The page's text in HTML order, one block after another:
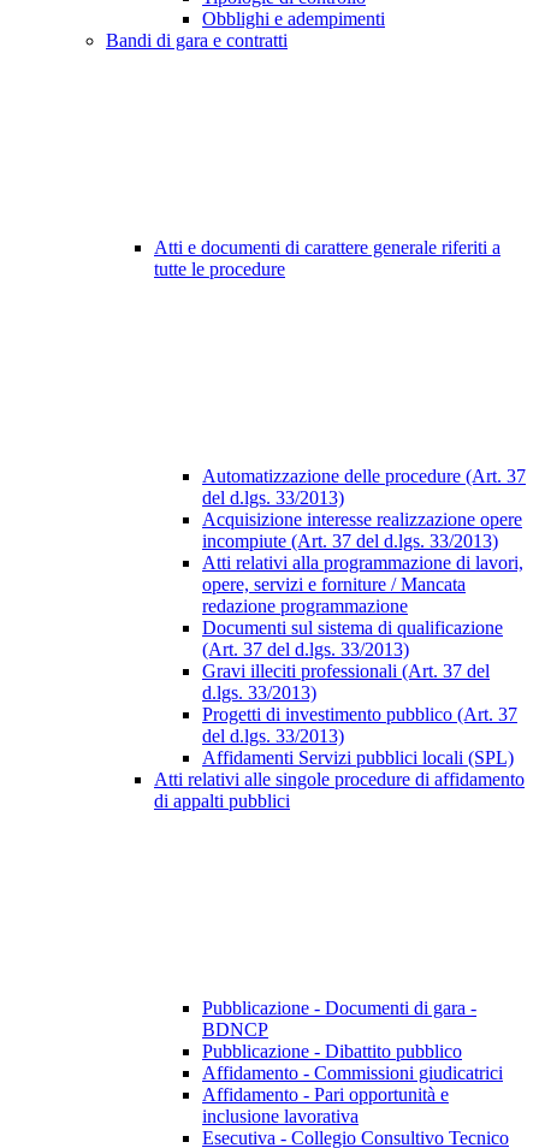
Obblighi e adempimenti
Bandi di gara e contratti
Atti e documenti di carattere generale riferiti a
tutte le procedure
Automatizzazione delle procedure (Art. 37
del d.lgs. 33/2013)
Acquisizione interesse realizzazione opere
incompiute (Art. 37 del d.lgs. 33/2013)
Atti relativi alla programmazione di lavori,
opere, servizi e forniture / Mancata
redazione programmazione
Documenti sul sistema di qualificazione
(Art. 37 del d.lgs. 33/2013)
Gravi illeciti professionali (Art. 37 del
d.lgs. 33/2013)
Progetti di investimento pubblico (Art. 37
del d.lgs. 33/2013)
Affidamenti Servizi pubblici locali (SPL)
Atti relativi alle singole procedure di affidamento
di appalti pubblici
Pubblicazione - Documenti di gara -
BDNCP
Pubblicazione - Dibattito pubblico
Affidamento - Commissioni giudicatrici
Affidamento - Pari opportunità e
inclusione lavorativa
Esecutiva - Collegio Consultivo Tecnico